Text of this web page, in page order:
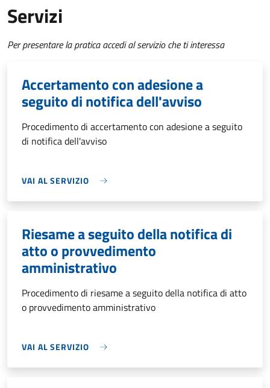
Servizi
Per presentare la pratica accedi al servizio che ti interessa
Accertamento con adesione a
seguito di notifica dell'avviso
Procedimento di accertamento con adesione a seguito
di notifica dell'avviso
VAI AL SERVIZIO
Riesame a seguito della notifica di
atto o provvedimento
amministrativo
Procedimento di riesame a seguito della notifica di atto
o provvedimento amministrativo
VAI AL SERVIZIO